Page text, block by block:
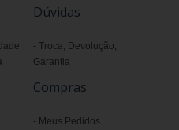
Dúvidas
Troca, Devolução,
Garantia
Compras
Meus Pedidos